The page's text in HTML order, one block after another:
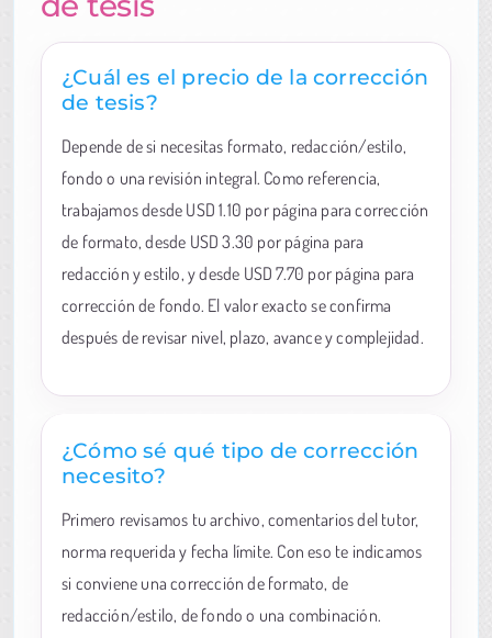
¿Cuál es el precio de la corrección
de tesis?
Depende de si necesitas formato, redacción/estilo,
fondo o una revisión integral. Como referencia,
trabajamos desde USD 1.10 por página para corrección
de formato, desde USD 3.30 por página para
redacción y estilo, y desde USD 7.70 por página para
corrección de fondo. El valor exacto se confirma
después de revisar nivel, plazo, avance y complejidad.
¿Cómo sé qué tipo de corrección
necesito?
Primero revisamos tu archivo, comentarios del tutor,
norma requerida y fecha límite. Con eso te indicamos
si conviene una corrección de formato, de
redacción/estilo, de fondo o una combinación.